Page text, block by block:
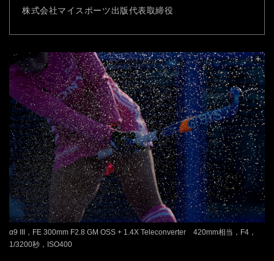
株式会社マイスポーツ出版代表取締役
α9 III，FE 300mm F2.8 GM OSS + 1.4X Teleconverter 420mm相当，F4，
1/3200秒，ISO400